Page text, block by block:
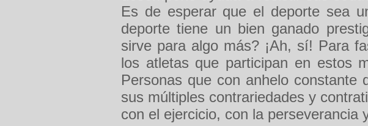
Es de esperar que el deporte sea
deporte tiene un bien ganado
sirve para algo más? ¡Ah, sí! Para
los atletas que participan en estos
Personas que con anhelo
sus múltiples contrariedades y
con el ejercicio, con la perseverancia